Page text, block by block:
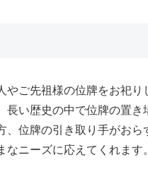
やご先祖様の位牌をお祀り
長い歴史の中で位牌の置き
、位牌の引き取り手がおら
なニーズに応えてくれます。